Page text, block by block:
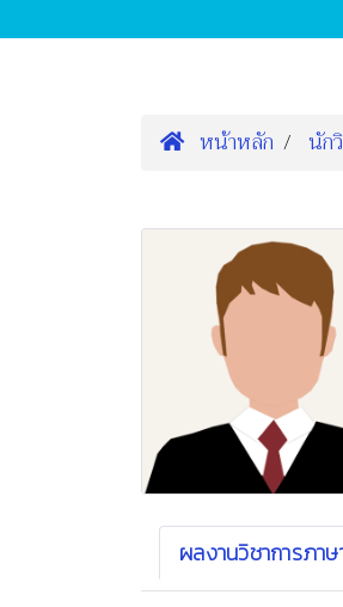
หน้าหลัก นัก
ผลงานวิชาการภาษ